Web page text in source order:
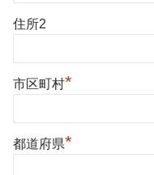
住所2
市区町村*
都道府県*